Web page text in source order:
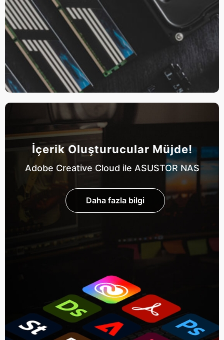
İçerik Oluşturucular Müjde!
Adobe Creative Cloud ile ASUSTOR NAS
Daha fazla bilgi